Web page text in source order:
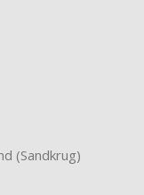
(Sandkrug)